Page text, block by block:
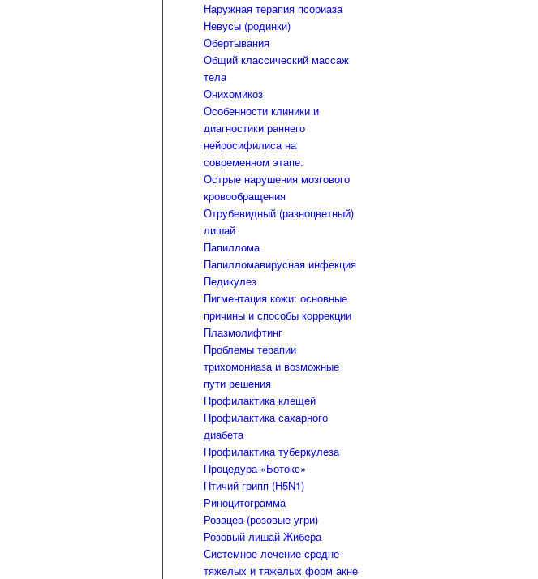
Наружная терапия псориаза
Невусы (родинки)
Обертывания
Общий классический массаж
тела
Онихомикоз
Особенности клиники и
диагностики раннего
нейросифилиса на
современном этапе.
Острые нарушения мозгового
кровообращения
Отрубевидный (разноцветный)
лишай
Папиллома
Папилломавирусная инфекция
Педикулез
Пигментация кожи: основные
причины и способы коррекции
Плазмолифтинг
Проблемы терапии
трихомониаза и возможные
пути решения
Профилактика клещей
Профилактика сахарного
диабета
Профилактика туберкулеза
Процедура «Ботокс»
Птичий грипп (H5N1)
Риноцитограмма
Розацеа (розовые угри)
Розовый лишай Жибера
Системное лечение средне-
тяжелых и тяжелых форм акне